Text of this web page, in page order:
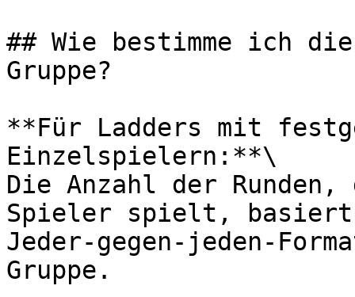
## Wie bestimme ich
Gruppe?
**Für Ladders mit
Einzelspielern:**\
Die Anzahl der
Spieler spielt, basiert
Jeder-gegen-jeden-
Gruppe.